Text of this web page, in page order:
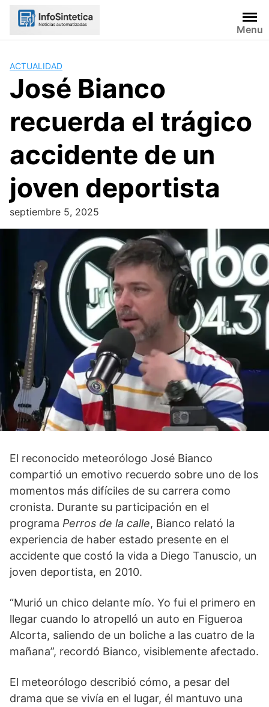
Skip
Menu
ACTUALIDAD
José Bianco
recuerda el trágico
accidente de un
joven deportista
septiembre 5, 2025
El reconocido meteorólogo José Bianco
compartió un emotivo recuerdo sobre uno de los
momentos más difíciles de su carrera como
cronista. Durante su participación en el
programa Perros de la calle, Bianco relató la
experiencia de haber estado presente en el
accidente que costó la vida a Diego Tanuscio, un
joven deportista, en 2010.
“Murió un chico delante mío. Yo fui el primero en
llegar cuando lo atropelló un auto en Figueroa
Alcorta, saliendo de un boliche a las cuatro de la
mañana”, recordó Bianco, visiblemente afectado.
El meteorólogo describió cómo, a pesar del
drama que se vivía en el lugar, él mantuvo una